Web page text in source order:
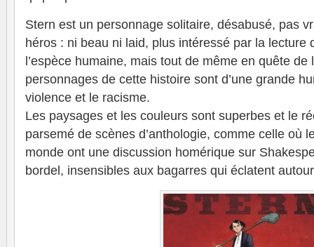
Stern est un personnage solitaire, désabusé, pas
héros : ni beau ni laid, plus intéressé par la lecture
l’espèce humaine, mais tout de même en quête de
personnages de cette histoire sont d’une grande
violence et le racisme.
Les paysages et les couleurs sont superbes et le
parsemé de scènes d’anthologie, comme celle où
monde ont une discussion homérique sur
bordel, insensibles aux bagarres qui éclatent autour